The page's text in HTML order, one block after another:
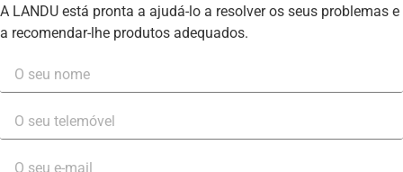
A LANDU está pronta a ajudá-lo a resolver os seus problemas e
a recomendar-lhe produtos adequados.